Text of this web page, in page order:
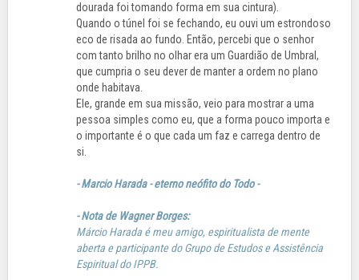
dourada foi tomando forma em sua cintura).
Quando o túnel foi se fechando, eu ouvi um estrondoso
eco de risada ao fundo. Então, percebi que o senhor
com tanto brilho no olhar era um Guardião de Umbral,
que cumpria o seu dever de manter a ordem no plano
onde habitava.
Ele, grande em sua missão, veio para mostrar a uma
pessoa simples como eu, que a forma pouco importa e
o importante é o que cada um faz e carrega dentro de
si.
- Marcio Harada - eterno neófito do Todo -
- Nota de Wagner Borges:
Márcio Harada é meu amigo, espiritualista de mente
aberta e participante do Grupo de Estudos e Assistência
Espiritual do IPPB.